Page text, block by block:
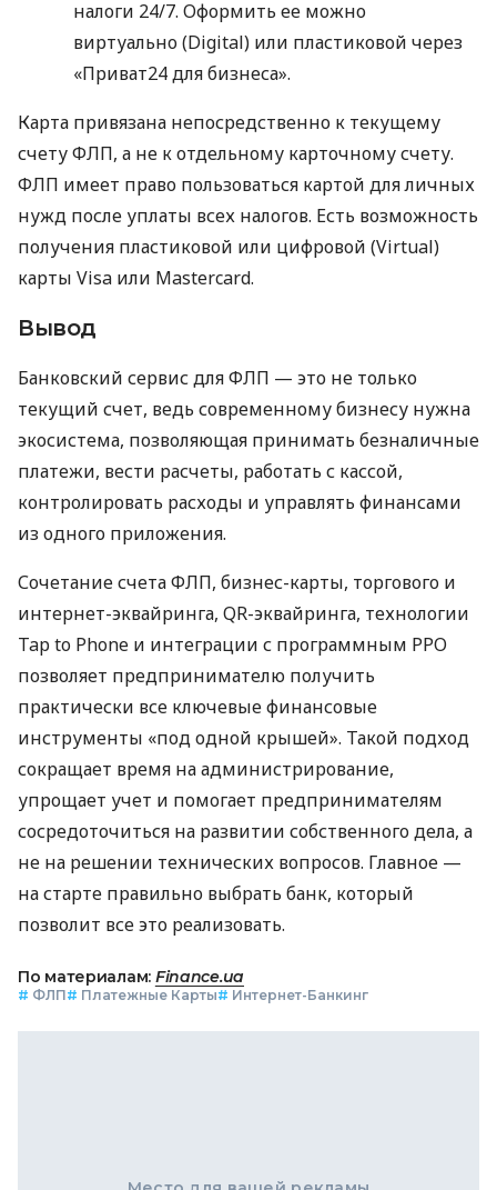
налоги 24/7. Оформить ее можно
виртуально (Digital) или пластиковой через
«Приват24 для бизнеса».
Карта привязана непосредственно к текущему
счету ФЛП, а не к отдельному карточному счету.
ФЛП имеет право пользоваться картой для личных
нужд после уплаты всех налогов. Есть возможность
получения пластиковой или цифровой (Virtual)
карты Visa или Mastercard.
Вывод
Банковский сервис для ФЛП — это не только
текущий счет, ведь современному бизнесу нужна
экосистема, позволяющая принимать безналичные
платежи, вести расчеты, работать с кассой,
контролировать расходы и управлять финансами
из одного приложения.
Сочетание счета ФЛП, бизнес-карты, торгового и
интернет-эквайринга, QR-эквайринга, технологии
Tap to Phone и интеграции с программным РРО
позволяет предпринимателю получить
практически все ключевые финансовые
инструменты «под одной крышей». Такой подход
сокращает время на администрирование,
упрощает учет и помогает предпринимателям
сосредоточиться на развитии собственного дела, а
не на решении технических вопросов. Главное —
на старте правильно выбрать банк, который
позволит все это реализовать.
По материалам: Finance.ua
# ФЛП# Платежные Карты# Интернет-Банкинг